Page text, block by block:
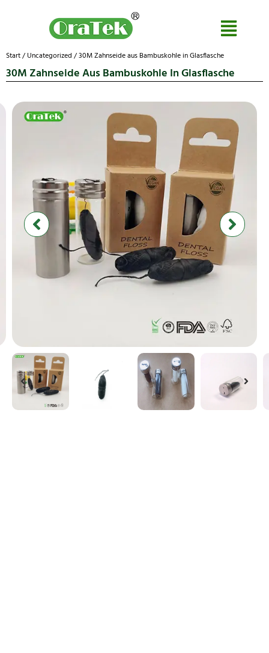
Start/Uncategorized / 30M Zahnseide aus Bambuskohle in Glasflasche
30M Zahnseide Aus Bambuskohle In Glasflasche